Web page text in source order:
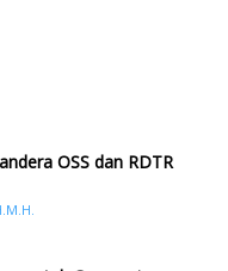
OSS dan RDTR